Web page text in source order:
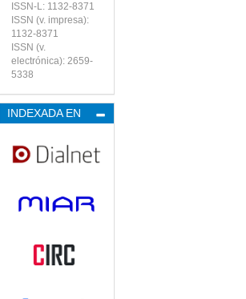
ISSN-L: 1132-8371
ISSN (v. impresa):
1132-8371
ISSN (v.
electrónica): 2659-
5338
INDEXADA EN